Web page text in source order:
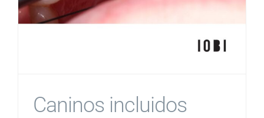
Caninos incluidos